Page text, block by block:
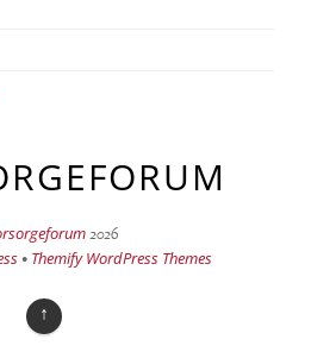
2026
• Themify WordPress Themes
↑